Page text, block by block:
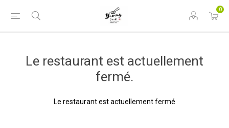
0
Le restaurant est actuellement
fermé.
Le restaurant est actuellement fermé